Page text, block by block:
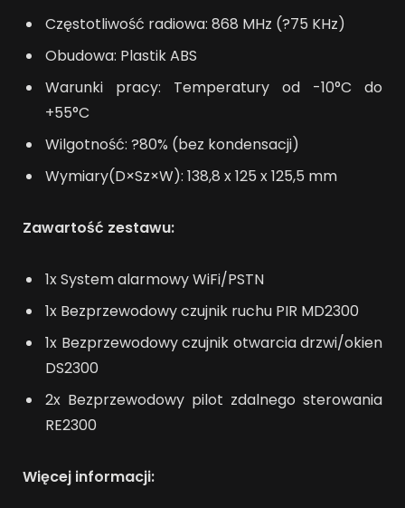
Częstotliwość radiowa: 868 MHz (?75 KHz)
Obudowa: Plastik ABS
Warunki pracy: Temperatury od -10°C do
+55°C
Wilgotność: ?80% (bez kondensacji)
Wymiary(D×Sz×W): 138,8 x 125 x 125,5 mm
Zawartość zestawu:
1x System alarmowy WiFi/PSTN
1x Bezprzewodowy czujnik ruchu PIR MD2300
1x Bezprzewodowy czujnik otwarcia drzwi/okien
DS2300
2x Bezprzewodowy pilot zdalnego sterowania
RE2300
Więcej informacji: